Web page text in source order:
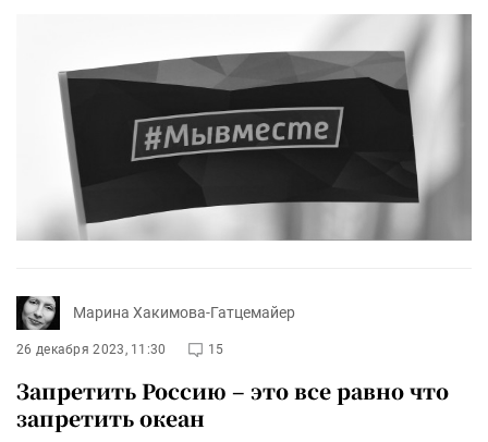
Марина Хакимова-Гатцемайер
26 декабря 2023, 11:30 15
Запретить Россию – это все равно что
запретить океан